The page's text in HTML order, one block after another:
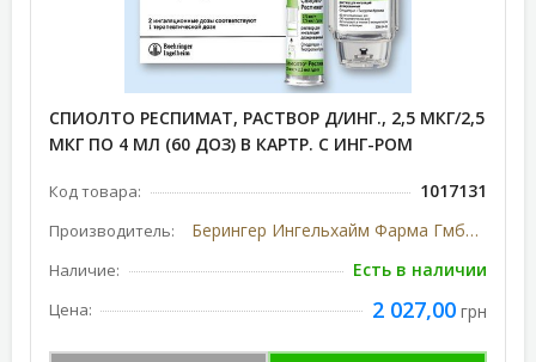
СПИОЛТО РЕСПИМАТ, РАСТВОР Д/ИНГ., 2,5 МКГ/2,5
МКГ ПО 4 МЛ (60 ДОЗ) В КАРТР. С ИНГ-РОМ
Код товара: 1017131
Производитель: Берингер Ингельхайм Фарма ГмбХ и Ко. КГ, Германия
Наличие: Есть в наличии
Цена: 2 027,00 грн